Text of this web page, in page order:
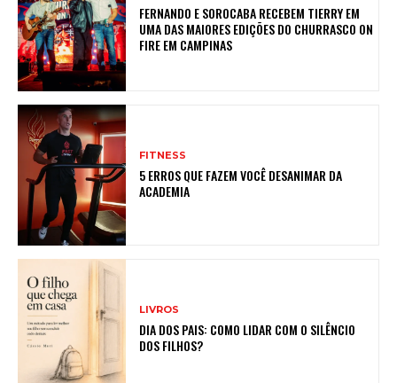
FERNANDO E SOROCABA RECEBEM TIERRY EM
UMA DAS MAIORES EDIÇÕES DO CHURRASCO ON
FIRE EM CAMPINAS
FITNESS
5 ERROS QUE FAZEM VOCÊ DESANIMAR DA
ACADEMIA
LIVROS
DIA DOS PAIS: COMO LIDAR COM O SILÊNCIO
DOS FILHOS?